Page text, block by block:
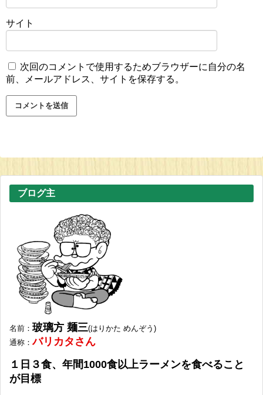
サイト
次回のコメントで使用するためブラウザーに自分の名
前、メールアドレス、サイトを保存する。
ブログ主
名前 ： 玻璃方 麺三(はりかた めんぞう)
通称 ：バリカタさん
１日３食、年間1000食以上ラーメンを食べること
が目標